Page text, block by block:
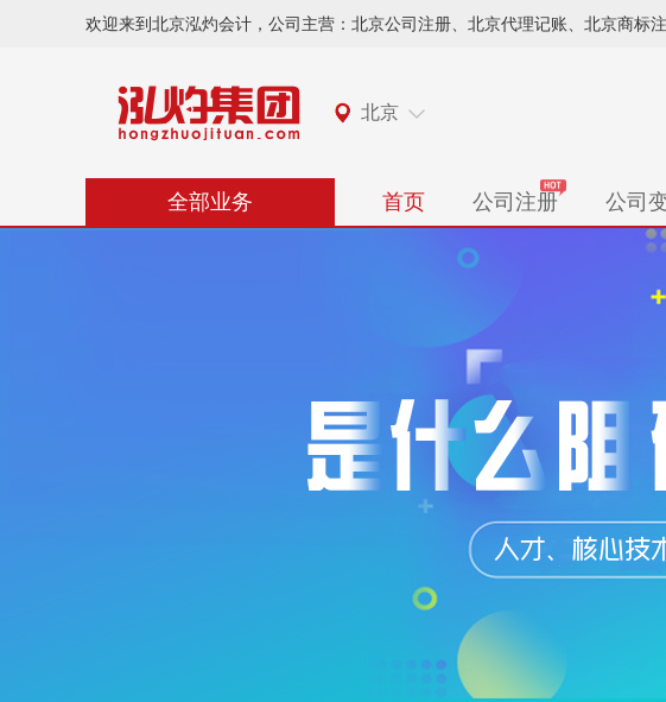
欢迎来到北京泓灼会计，公司主营：北京公司注册、北京代理记账、北京商标注
北京
全部业务 首页 公司注册 公司